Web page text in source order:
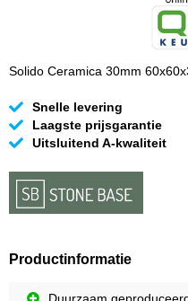
Solido Ceramica 30mm
Snelle levering
Laagste prijsgarantie
Uitsluitend A-kwaliteit
Productinformatie